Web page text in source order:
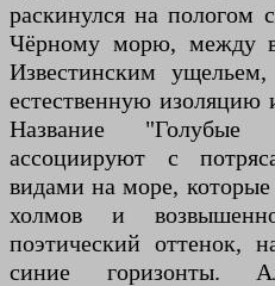
раскинулся на пологом
Чёрному морю, между
Известинским
естественную изоляцию
Название
ассоциируют с
видами на море,
холмов и
поэтический оттенок,
синие горизонты.